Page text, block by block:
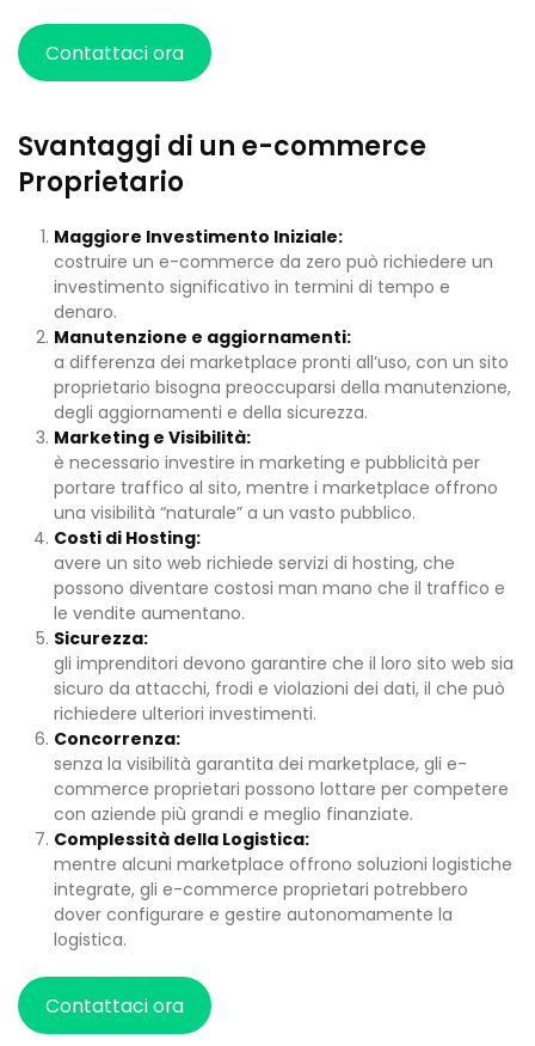
Contattaci ora
Svantaggi di un e-commerce
Proprietario
Maggiore Investimento Iniziale:
costruire un e-commerce da zero può richiedere un
investimento significativo in termini di tempo e
denaro.
Manutenzione e aggiornamenti:
a differenza dei marketplace pronti all’uso, con un sito
proprietario bisogna preoccuparsi della manutenzione,
degli aggiornamenti e della sicurezza.
Marketing e Visibilità:
è necessario investire in marketing e pubblicità per
portare traffico al sito, mentre i marketplace offrono
una visibilità “naturale” a un vasto pubblico.
Costi di Hosting:
avere un sito web richiede servizi di hosting, che
possono diventare costosi man mano che il traffico e
le vendite aumentano.
Sicurezza:
gli imprenditori devono garantire che il loro sito web sia
sicuro da attacchi, frodi e violazioni dei dati, il che può
richiedere ulteriori investimenti.
Concorrenza:
senza la visibilità garantita dei marketplace, gli e-
commerce proprietari possono lottare per competere
con aziende più grandi e meglio finanziate.
Complessità della Logistica:
mentre alcuni marketplace offrono soluzioni logistiche
integrate, gli e-commerce proprietari potrebbero
dover configurare e gestire autonomamente la
logistica.
Contattaci ora